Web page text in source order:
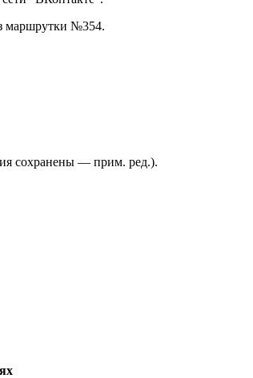
маршрутки №354.
сохранены — прим. ред.).